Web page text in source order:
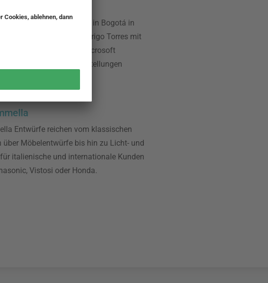
Torres wurde 1976 in Bogotá in
Mittlerweile hat Rodrigo Torres mit
wie Ferrero, Nike und Microsoft
an mehreren Ausstellungen
Preise gewonnen.
Entwürfe reichen vom klassischen
über Möbelentwürfe bis hin zu Licht- und
italienische und internationale Kunden
Vistosi oder Honda.